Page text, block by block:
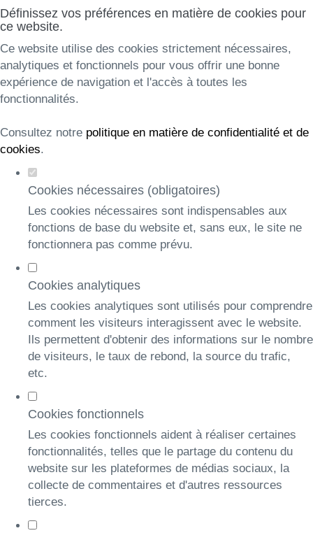
Définissez vos préférences en matière de cookies pour
ce website.
Ce website utilise des cookies strictement nécessaires,
analytiques et fonctionnels pour vous offrir une bonne
expérience de navigation et l'accès à toutes les
fonctionnalités.
Consultez notre politique en matière de confidentialité et de
cookies.
Cookies nécessaires (obligatoires)
Les cookies nécessaires sont indispensables aux
fonctions de base du website et, sans eux, le site ne
fonctionnera pas comme prévu.
Cookies analytiques
Les cookies analytiques sont utilisés pour comprendre
comment les visiteurs interagissent avec le website.
Ils permettent d'obtenir des informations sur le nombre
de visiteurs, le taux de rebond, la source du trafic,
etc.
Cookies fonctionnels
Les cookies fonctionnels aident à réaliser certaines
fonctionnalités, telles que le partage du contenu du
website sur les plateformes de médias sociaux, la
collecte de commentaires et d'autres ressources
tierces.